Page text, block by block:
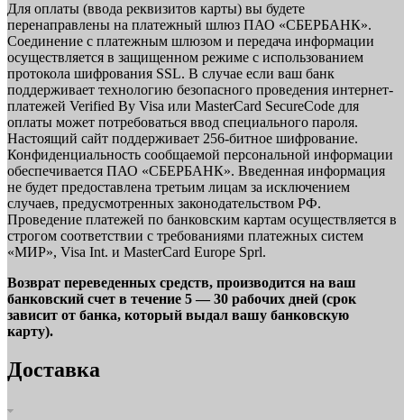
Для оплаты (ввода реквизитов карты) вы будете
перенаправлены на платежный шлюз ПАО «СБЕРБАНК».
Соединение с платежным шлюзом и передача информации
осуществляется в защищенном режиме с использованием
протокола шифрования SSL. В случае если ваш банк
поддерживает технологию безопасного проведения интернет-
платежей Verified By Visa или MasterCard SecureCode для
оплаты может потребоваться ввод специального пароля.
Настоящий сайт поддерживает 256-битное шифрование.
Конфиденциальность сообщаемой персональной информации
обеспечивается ПАО «СБЕРБАНК». Введенная информация
не будет предоставлена третьим лицам за исключением
случаев, предусмотренных законодательством РФ.
Проведение платежей по банковским картам осуществляется в
строгом соответствии с требованиями платежных систем
«МИР», Visa Int. и MasterCard Europe Sprl.
Возврат переведенных средств, производится на ваш
банковский счет в течение 5 — 30 рабочих дней (срок
зависит от банка, который выдал вашу банковскую
карту).
Доставка